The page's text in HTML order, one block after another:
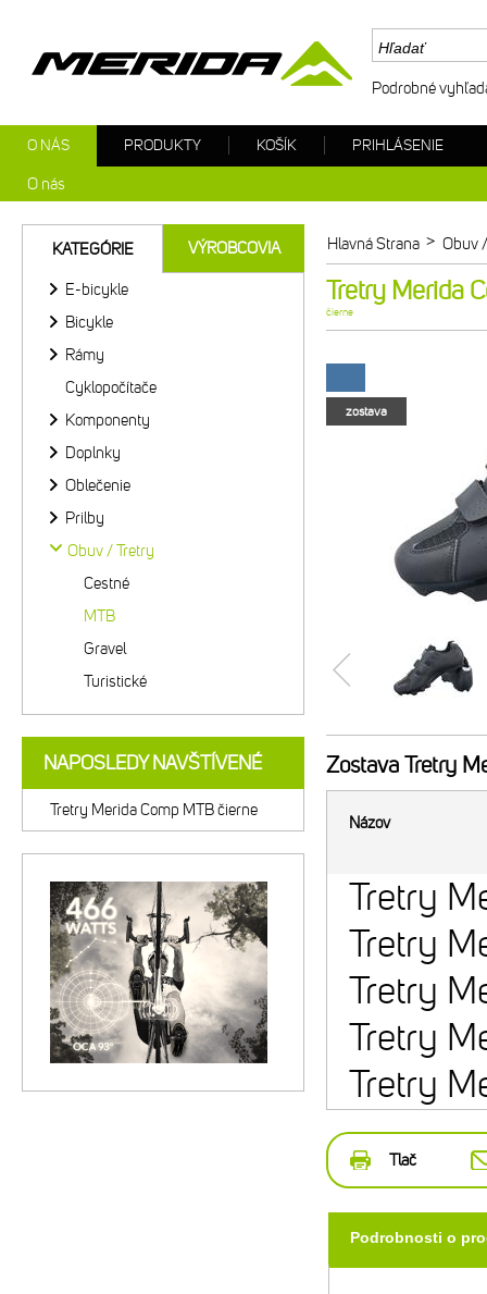
Hlavná Strana > Obuv
Tretry Merida
čierne
zostava
Zostava Tretry
Názov
Tretry
Tretry
Tretry
Tretry
Tretry
Tlač
Podrobnosti o
KATEGÓRIE VÝROBCOVIA
E-bicykle
Bicykle
Rámy
Cyklopočítače
Komponenty
Doplnky
Oblečenie
Prilby
Obuv / Tretry
Cestné
MTB
Gravel
Turistické
NAPOSLEDY NAVŠTÍVENÉ
Tretry Merida Comp MTB čierne
Podrobné
O NÁS
O nás
PRODUKTY KOŠÍK PRIHLÁSENIE